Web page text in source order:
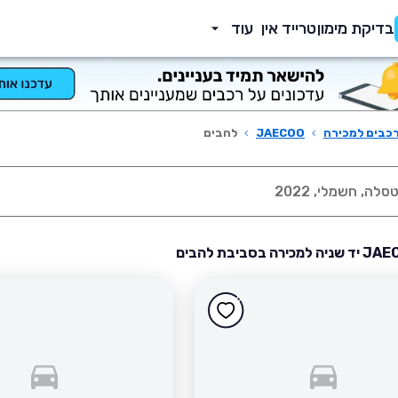
בדיקת מימוןטרייד אין עוד
למכירה ›
JAECOO
› להבים